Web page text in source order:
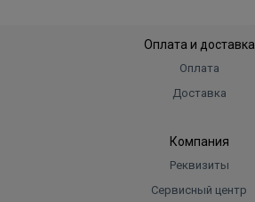
Оплата и доставка
Оплата
Доставка
Компания
Реквизиты
Сервисный центр